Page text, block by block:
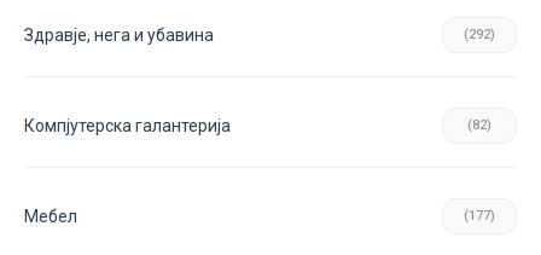
Здравје, нега и убавина (292)
Компјутерска галантерија (82)
Мебел (177)